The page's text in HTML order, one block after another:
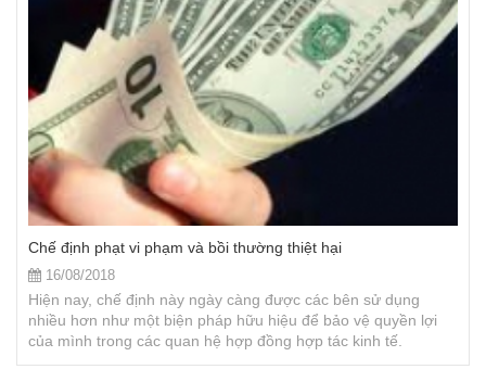
Chế định phạt vi phạm và bồi thường thiệt hại
16/08/2018
Hiện nay, chế định này ngày càng được các bên sử dụng
nhiều hơn như một biện pháp hữu hiệu để bảo vệ quyền lợi
của mình trong các quan hệ hợp đồng hợp tác kinh tế.